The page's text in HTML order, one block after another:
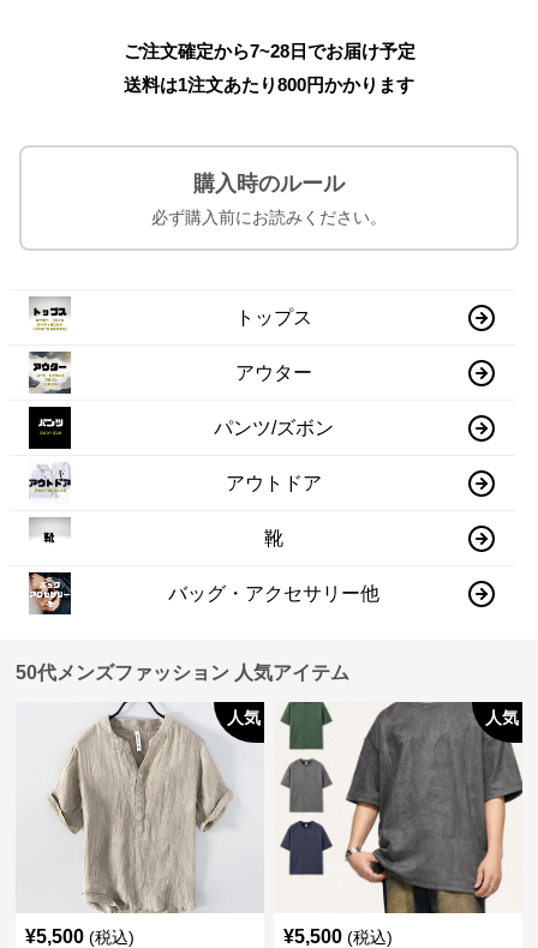
ご注文確定から7~28日でお届け予定
送料は1注文あたり800円かかります
購入時のルール
必ず購入前にお読みください。
トップス
アウター
パンツ/ズボン
アウトドア
靴
バッグ・アクセサリー他
50代メンズファッション 人気アイテム
人気
¥5,500 (税込)
人気
¥5,500 (税込)